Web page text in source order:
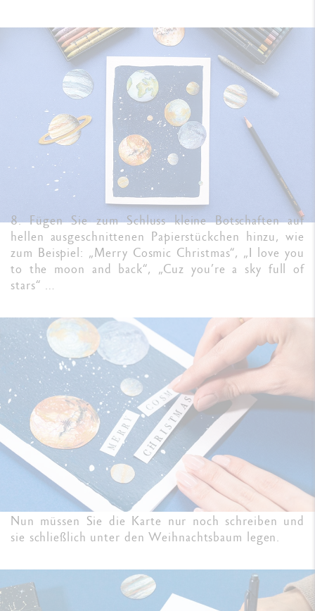
8. Fügen Sie zum Schluss kleine Botschaften auf
hellen ausgeschnittenen Papierstückchen hinzu, wie
zum Beispiel: „Merry Cosmic Christmas“, „I love you
to the moon and back“, „Cuz you’re a sky full of
stars“ …
Nun müssen Sie die Karte nur noch schreiben und
sie schließlich unter den Weihnachtsbaum legen.